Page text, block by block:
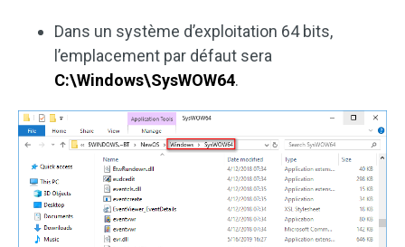
Dans un système d’exploitation 64 bits,
l’emplacement par défaut sera
C:\Windows\SysWOW64.